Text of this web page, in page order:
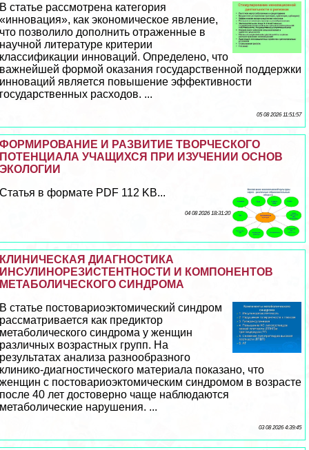
В статье рассмотрена категория
«инновация», как экономическое явление,
что позволило дополнить отраженные в
научной литературе критерии
классификации инноваций. Определено, что
важнейшей формой оказания государственной поддержки
инноваций является повышение эффективности
государственных расходов. ...
05 08 2026 11:51:57
ФОРМИРОВАНИЕ И РАЗВИТИЕ ТВОРЧЕСКОГО
ПОТЕНЦИАЛА УЧАЩИХСЯ ПРИ ИЗУЧЕНИИ ОСНОВ
ЭКОЛОГИИ
Статья в формате PDF 112 KB...
04 08 2026 18:31:20
КЛИНИЧЕСКАЯ ДИАГНОСТИКА
ИНСУЛИНОРЕЗИСТЕНТНОСТИ И КОМПОНЕНТОВ
МЕТАБОЛИЧЕСКОГО СИНДРОМА
В статье постовариоэктомический синдром
рассматривается как предиктор
метаболического синдрома у женщин
различных возрастных групп. На
результатах анализа разнообразного
клинико-диагностического материала показано, что
женщин с постовариоэктомическим синдромом в возрасте
после 40 лет достоверно чаще наблюдаются
метаболические нарушения. ...
03 08 2026 4:39:45